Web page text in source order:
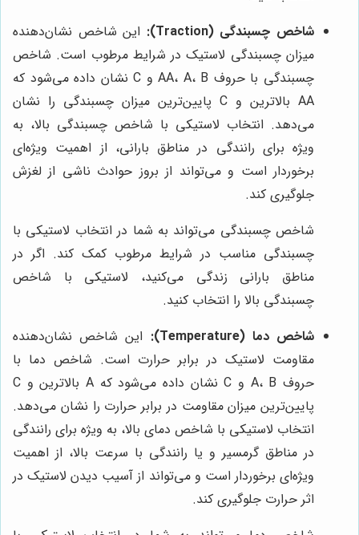
شاخص چسبندگی (Traction):
این شاخص نشان‌دهنده
میزان چسبندگی لاستیک در شرایط مرطوب است. شاخص
چسبندگی با حروف AA، A، B و C نشان داده می‌شود که
AA بالاترین و C پایین‌ترین میزان چسبندگی را نشان
می‌دهد. انتخاب لاستیکی با شاخص چسبندگی بالا، به
ویژه برای رانندگی در مناطق بارانی، از اهمیت ویژه‌ای
برخوردار است و می‌تواند از بروز حوادث ناشی از لغزش
جلوگیری کند.
شاخص چسبندگی می‌تواند به شما در انتخاب لاستیکی با
چسبندگی مناسب در شرایط مرطوب کمک کند. اگر در
مناطق بارانی زندگی می‌کنید، لاستیکی با شاخص
چسبندگی بالا را انتخاب کنید.
شاخص دما (Temperature):
این شاخص نشان‌دهنده
مقاومت لاستیک در برابر حرارت است. شاخص دما با
حروف A، B و C نشان داده می‌شود که A بالاترین و C
پایین‌ترین میزان مقاومت در برابر حرارت را نشان می‌دهد.
انتخاب لاستیکی با شاخص دمای بالا، به ویژه برای رانندگی
در مناطق گرمسیر و یا رانندگی با سرعت بالا، از اهمیت
ویژه‌ای برخوردار است و می‌تواند از آسیب دیدن لاستیک در
اثر حرارت جلوگیری کند.